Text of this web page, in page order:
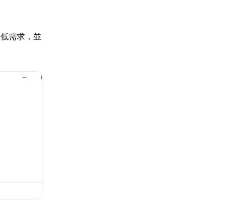
需求，並